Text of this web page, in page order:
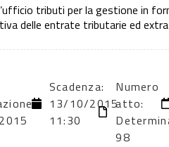
tributi per la gestione in
delle entrate tributarie ed
Scadenza:
13/10/2015
11:30
Numero
atto:
98